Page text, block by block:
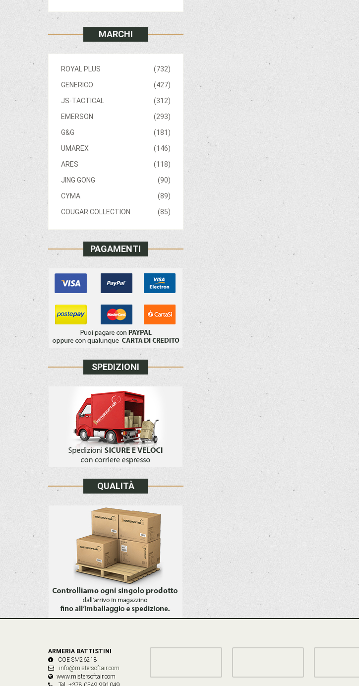
MARCHI
(732)
ROYAL PLUS
(427)
GENERICO
(312)
JS-TACTICAL
(293)
EMERSON
(181)
G&G
(146)
UMAREX
(118)
ARES
(90)
JING GONG
(89)
CYMA
(85)
COUGAR COLLECTION
PAGAMENTI
SPEDIZIONI
QUALITÀ
ARMERIA BATTISTINI
COE SM26218
info@mistersoftair.com
www.mistersoftair.com